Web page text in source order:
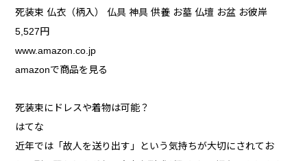
死装束 仏衣（柄入） 仏具 神具 供養 お墓 仏壇 お盆 お彼岸
5,527円
www.amazon.co.jp
amazonで商品を見る
死装束にドレスや着物は可能？
はてな
近年では「故人を送り出す」という気持ちが大切にされてお